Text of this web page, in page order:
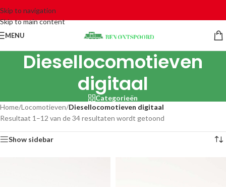
Skip to navigation
Skip to main content
MENU
Diesellocomotieven
digitaal
Categorieën
Home/Locomotieven/Diesellocomotieven digitaal
Resultaat 1–12 van de 34 resultaten wordt getoond
Show sidebar